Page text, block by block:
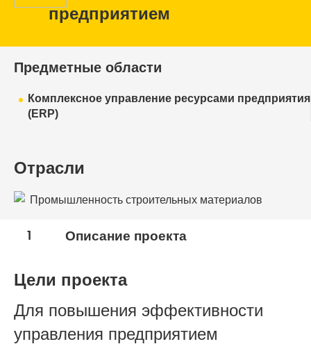
предприятием
Предметные области
Комплексное управление ресурсами предприятия
(ERP)
Отрасли
Промышленность строительных материалов
1 Описание проекта
Цели проекта
Для повышения эффективности
управления предприятием